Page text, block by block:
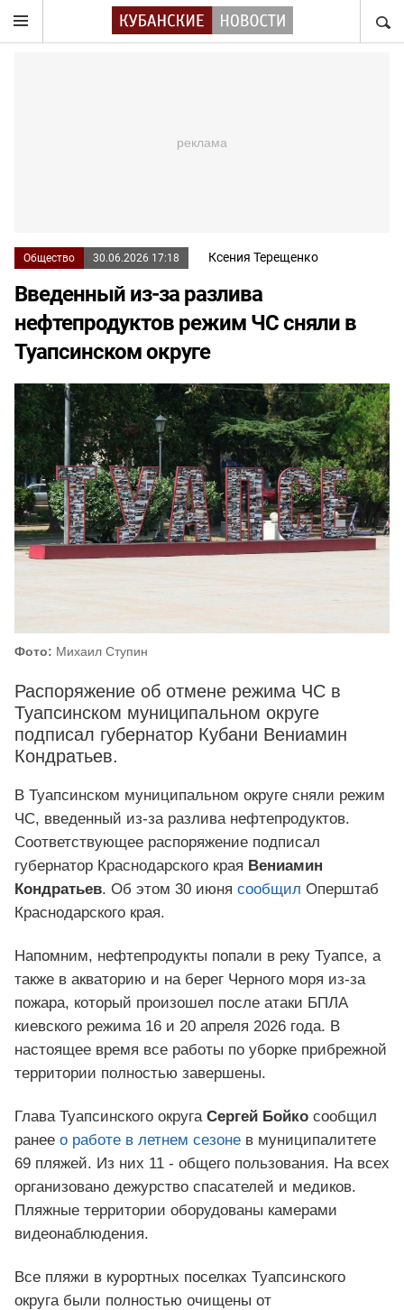
Общество 30.06.2026 17:18 Ксения Терещенко
Введенный из-за разлива
нефтепродуктов режим ЧС сняли в
Туапсинском округе
Фото: Михаил Ступин
Распоряжение об отмене режима ЧС в
Туапсинском муниципальном округе
подписал губернатор Кубани Вениамин
Кондратьев.
В Туапсинском муниципальном округе сняли режим
ЧС, введенный из-за разлива нефтепродуктов.
Соответствующее распоряжение подписал
губернатор Краснодарского края Вениамин
Кондратьев. Об этом 30 июня сообщил Оперштаб
Краснодарского края.
Напомним, нефтепродукты попали в реку Туапсе, а
также в акваторию и на берег Черного моря из-за
пожара, который произошел после атаки БПЛА
киевского режима 16 и 20 апреля 2026 года. В
настоящее время все работы по уборке прибрежной
территории полностью завершены.
Глава Туапсинского округа Сергей Бойко сообщил
ранее о работе в летнем сезоне в муниципалитете
69 пляжей. Из них 11 - общего пользования. На всех
организовано дежурство спасателей и медиков.
Пляжные территории оборудованы камерами
видеонаблюдения.
Все пляжи в курортных поселках Туапсинского
округа были полностью очищены от